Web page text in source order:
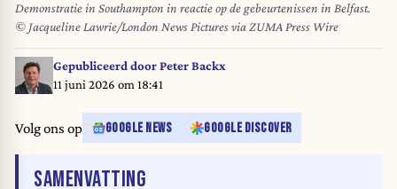
Demonstratie in Southampton in reactie op de gebeurtenissen in Belfast.
© Jacqueline Lawrie/London News Pictures via ZUMA Press Wire
Gepubliceerd doorPeter Backx
11 juni 2026 om 18:41
Volg ons op GOOGLE NEWS GOOGLE DISCOVER
SAMENVATTING